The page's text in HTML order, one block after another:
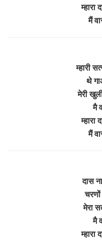
मैं
म्हारी
थे
मेरी
मै
मैं
दास
मेरा
मै